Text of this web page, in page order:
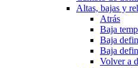
Altas, bajas y
Atrás
Baja
Baja
Baja
Volver a